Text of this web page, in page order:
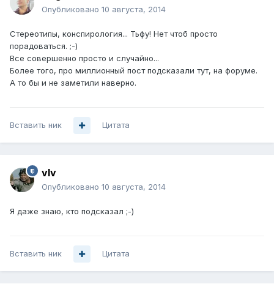
Опубликовано 10 августа, 2014
Стереотипы, конспирология... Тьфу! Нет чтоб просто
порадоваться. ;-)
Все совершенно просто и случайно...
Более того, про миллионный пост подсказали тут, на форуме.
А то бы и не заметили наверно.
Вставить ник Цитата
vIv
Опубликовано 10 августа, 2014
Я даже знаю, кто подсказал ;-)
Вставить ник Цитата